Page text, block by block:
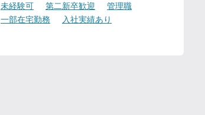
未経験可 第二新卒歓迎
管理職
一部在宅勤務
入社実績あり